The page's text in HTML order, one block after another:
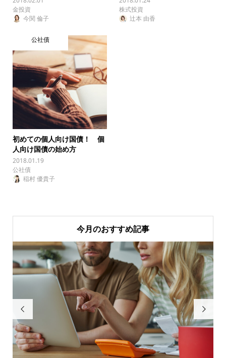
金投資
今関 倫子
株式投資
辻本 由香
公社債
初めての個人向け国債！ 個
人向け国債の始め方
2018.01.19
公社債
稲村 優貴子
今月のおすすめ記事
 